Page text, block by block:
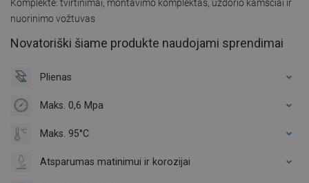
Komplekte: tvirtinimai, montavimo komplektas, uždorio kamščiai ir
nuorinimo vožtuvas
Novatoriški šiame produkte naudojami sprendimai
Plienas
Maks. 0,6 Mpa
Maks. 95°C
Atsparumas matinimui ir korozijai